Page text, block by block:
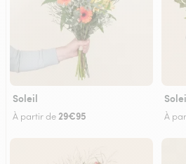
Soleil
À partir de 29€95 À